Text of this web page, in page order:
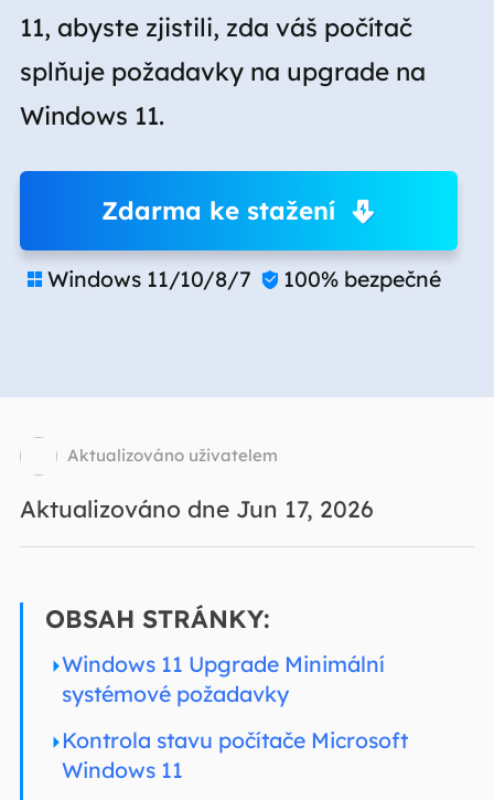
11, abyste zjistili, zda váš počítač
splňuje požadavky na upgrade na
Windows 11.
Zdarma ke stažení
 Windows 11/10/8/7  100% bezpečné
Aktualizováno uživatelem
Aktualizováno dne Jun 17, 2026
OBSAH STRÁNKY:
Windows 11 Upgrade Minimální
systémové požadavky
Kontrola stavu počítače Microsoft
Windows 11